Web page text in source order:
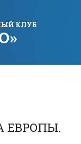
КЛУБ
ЕВРОПЫ.